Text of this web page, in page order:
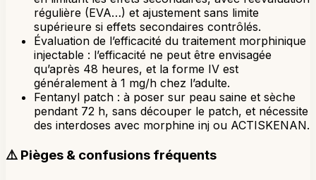
régulière (EVA…) et ajustement sans limite
supérieure si effets secondaires contrôlés.
Évaluation de l’efficacité du traitement morphinique
injectable : l’efficacité ne peut être envisagée
qu’après 48 heures, et la forme IV est
généralement à 1 mg/h chez l’adulte.
Fentanyl patch : à poser sur peau saine et sèche
pendant 72 h, sans découper le patch, et nécessite
des interdoses avec morphine inj ou ACTISKENAN.
⚠️ Pièges & confusions fréquents